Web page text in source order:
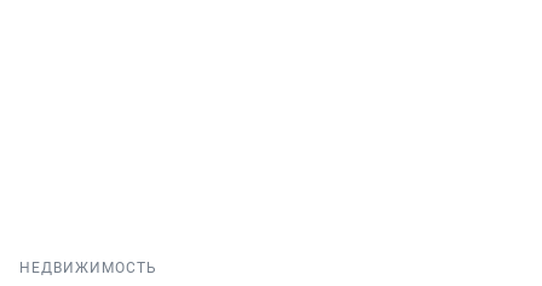
НЕДВИЖИМОСТЬ